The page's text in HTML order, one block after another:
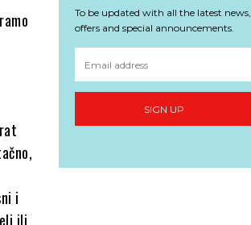
i
ili
To be updated with all the latest news,
offers and special announcements.
SIGN UP